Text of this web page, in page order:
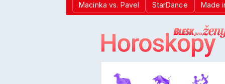
Macinka vs. Pavel StarDance Made
LOGO